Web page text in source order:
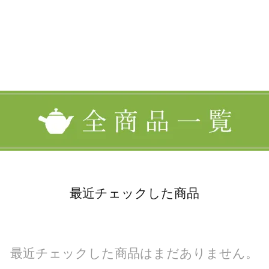
最近チェックした商品
最近チェックした商品はまだありません。